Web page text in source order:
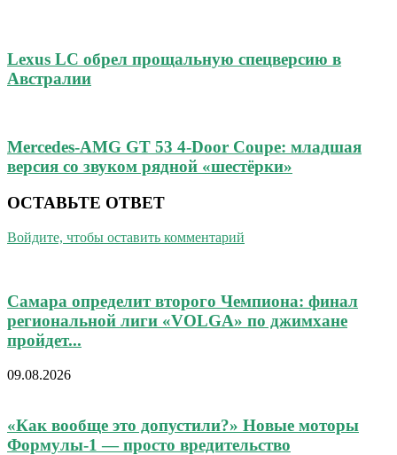
Lexus LC обрел прощальную спецверсию в
Австралии
Mercedes-AMG GT 53 4-Door Coupe: младшая
версия со звуком рядной «шестёрки»
ОСТАВЬТЕ ОТВЕТ
Войдите, чтобы оставить комментарий
Самара определит второго Чемпиона: финал
региональной лиги «VOLGA» по джимхане
пройдет...
09.08.2026
«Как вообще это допустили?» Новые моторы
Формулы-1 — просто вредительство